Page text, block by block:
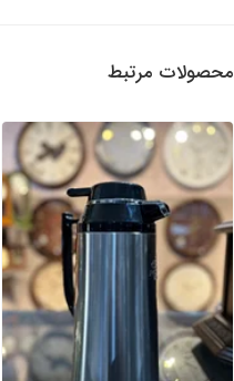
محصولات مرتبط